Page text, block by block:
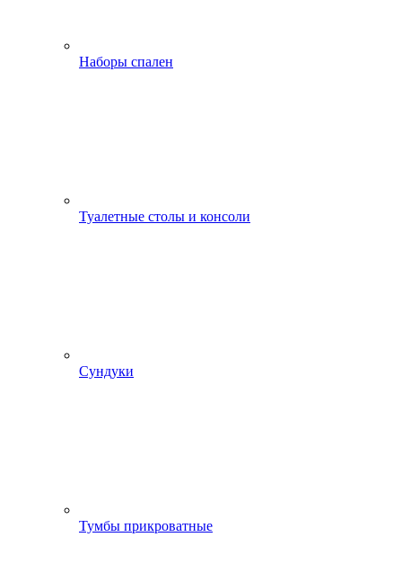
Наборы спален
Туалетные столы и консоли
Сундуки
Тумбы прикроватные